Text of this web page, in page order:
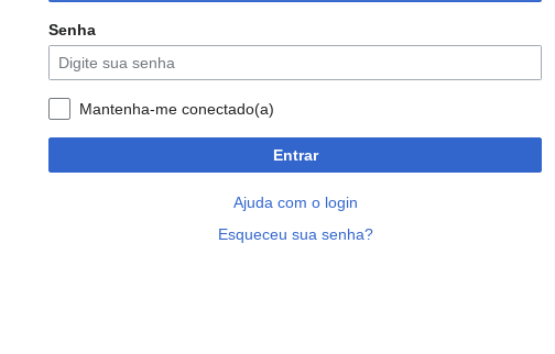
Senha
Mantenha-me conectado(a)
Entrar
Ajuda com o login
Esqueceu sua senha?